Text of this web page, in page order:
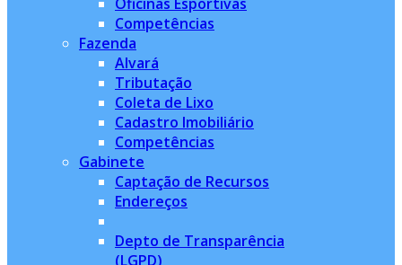
Competências
Fazenda
Alvará
Tributação
Coleta de Lixo
Cadastro Imobiliário
Competências
Gabinete
Captação de Recursos
Endereços
Depto de Transparência
(LGPD)